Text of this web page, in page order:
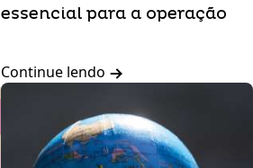
essencial para a operação
Continue lendo